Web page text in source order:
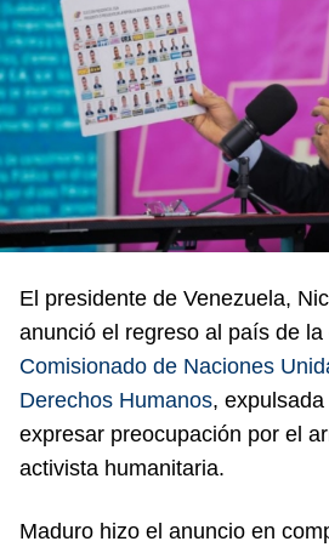
El presidente de Venezuela,
anunció el regreso al país de la
Comisionado de Naciones
Derechos Humanos,
expresar preocupación por el
activista humanitaria.
Maduro hizo el anuncio en